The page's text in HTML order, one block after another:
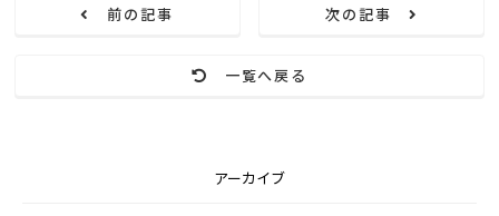
前の記事
一覧へ戻る
次の記事
アーカイブ